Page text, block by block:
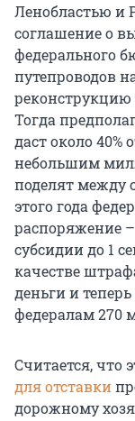
Ленобластью и
соглашение о
федерального
путепроводов
Тогда
даст около 40%
небольшим
поделят между
этого года
распоряжение
субсидии до 1
качестве
деньги и
федералам 270
Считается, что
для отставки
дорожному